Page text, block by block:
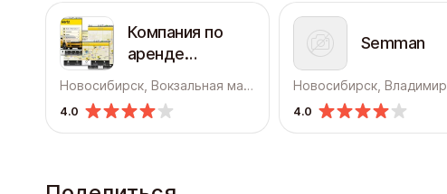
Компания по
аренде
Hertz
Новосибирск, Вокзальная магистраль, 1
4.0
Semman
4.0